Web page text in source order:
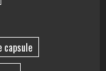
capsule